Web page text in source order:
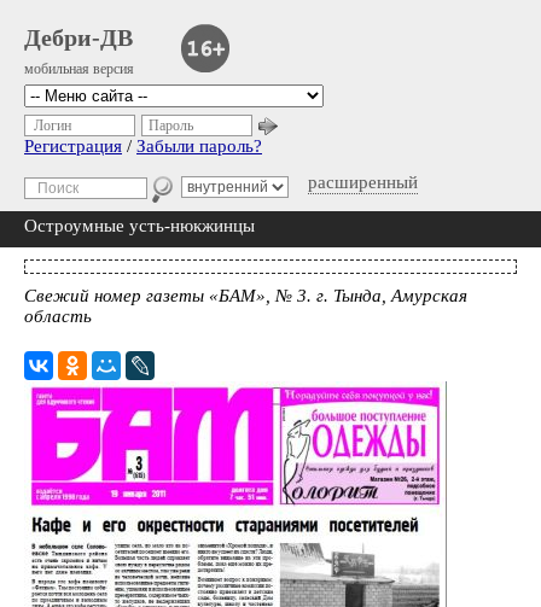
Дебри-ДВ
мобильная версия
расширенный
Логин Пароль
Регистрация / Забыли пароль?
Остроумные усть-нюкжинцы
Свежий номер газеты «БАМ», № 3. г. Тында, Амурская
область